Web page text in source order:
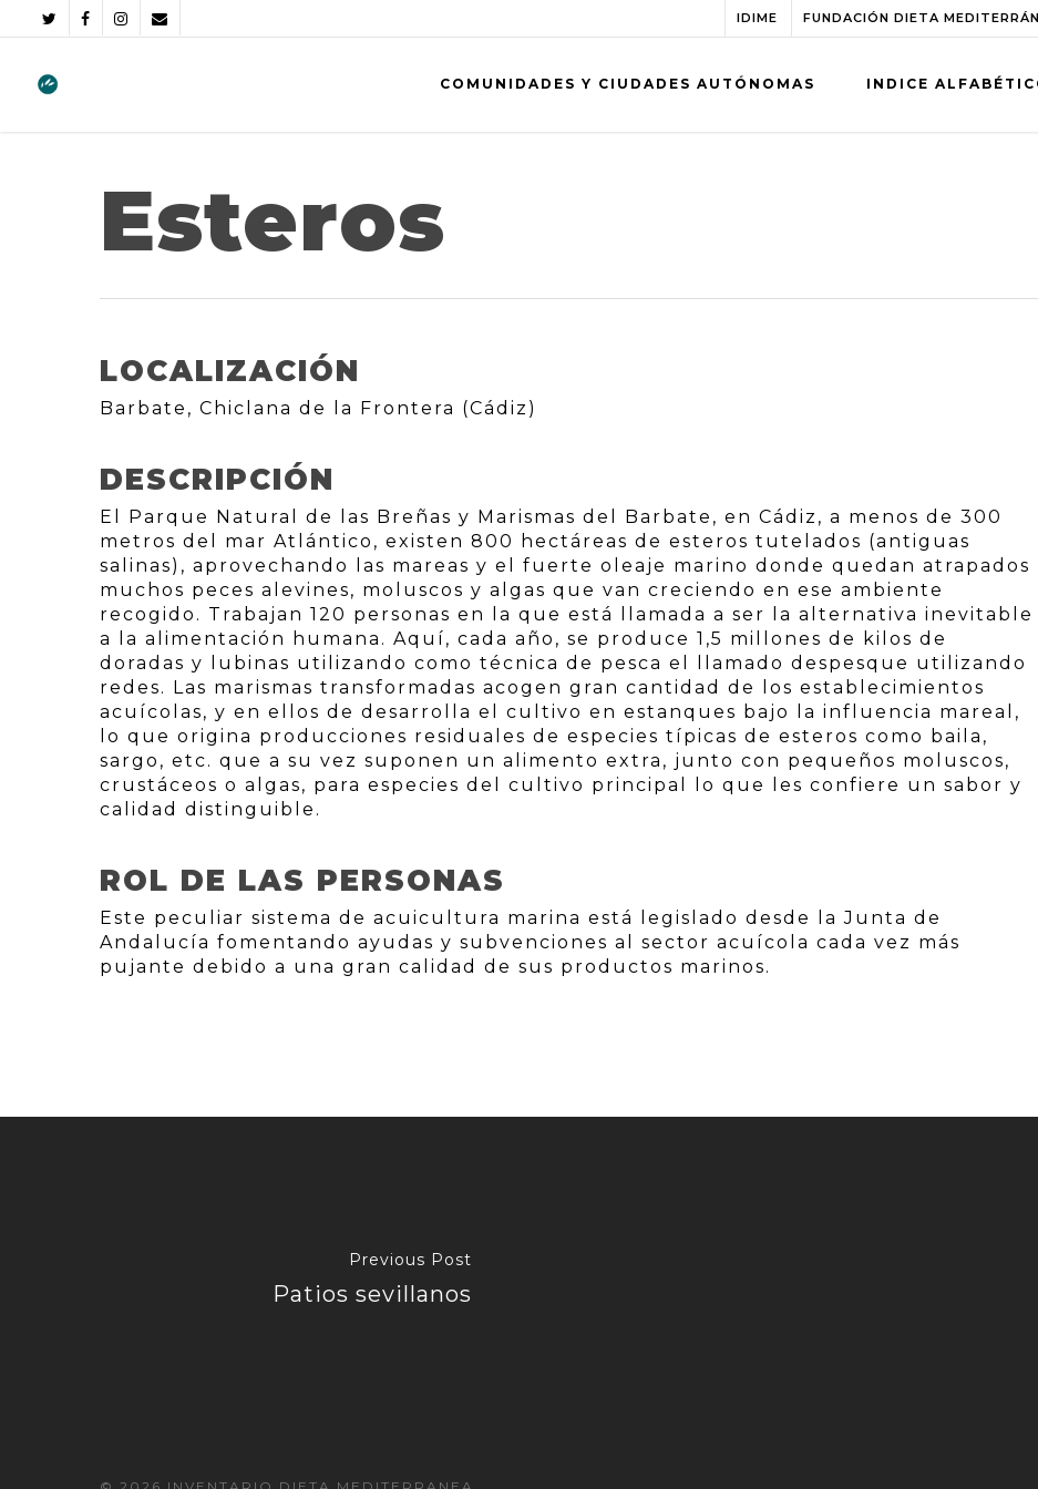
IDIME FUNDACIÓN DIETA
COMUNIDADES Y CIUDADES AUTÓNOMAS INDICE
Esteros
LOCALIZACIÓN
Barbate, Chiclana de la Frontera (Cádiz)
DESCRIPCIÓN
El Parque Natural de las Breñas y Marismas del Barbate, en Cádiz, a menos de 300
metros del mar Atlántico, existen 800 hectáreas de esteros tutelados (antiguas
salinas), aprovechando las mareas y el fuerte oleaje marino donde quedan atrapados
muchos peces alevines, moluscos y algas que van creciendo en ese ambiente
recogido. Trabajan 120 personas en la que está llamada a ser la alternativa inevitable
a la alimentación humana. Aquí, cada año, se produce 1,5 millones de kilos de
doradas y lubinas utilizando como técnica de pesca el llamado despesque utilizando
redes. Las marismas transformadas acogen gran cantidad de los establecimientos
acuícolas, y en ellos de desarrolla el cultivo en estanques bajo la influencia mareal,
lo que origina producciones residuales de especies típicas de esteros como baila,
sargo, etc. que a su vez suponen un alimento extra, junto con pequeños moluscos,
crustáceos o algas, para especies del cultivo principal lo que les confiere un sabor y
calidad distinguible.
ROL DE LAS PERSONAS
Este peculiar sistema de acuicultura marina está legislado desde la Junta de
Andalucía fomentando ayudas y subvenciones al sector acuícola cada vez más
pujante debido a una gran calidad de sus productos marinos.
Previous Post
Patios sevillanos